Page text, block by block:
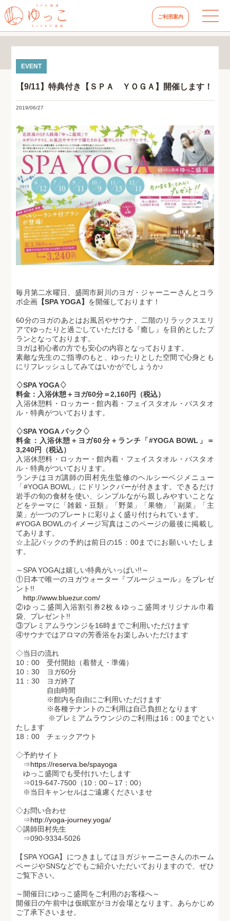
ご利用案内
【9/11】特典付き【ＳＰＡ ＹＯＧＡ】開催します！
2019/06/27
毎月第二水曜日、盛岡市厨川のヨガ・ジャーニーさんとコラ
ボ企画 【SPA YOGA】 を開催しております！
60分のヨガのあとはお風呂やサウナ、二階のリラックスエリ
アでゆったりと過ごしていただける『癒し』を目的としたプ
ランとなっております。
ヨガは初心者の方でも安心の内容となっております。
素敵な先生のご指導のもと、ゆったりとした空間で心身とも
にリフレッシュしてみてはいかがでしょうか♪
♢SPA YOGA♢
料金：入浴休憩＋ヨガ60分＝2,160円（税込）
入浴休憩料・ロッカー・館内着・フェイスタオル・バスタオ
ル・特典がついております。
♢SPA YOGA パック♢
料金：入浴休憩＋ヨガ60分＋ランチ「#YOGA BOWL」＝
3,240円（税込）
入浴休憩料・ロッカー・館内着・フェイスタオル・バスタオ
ル・特典がついております。
ランチはヨガ講師の田村先生監修のヘルシーベジメニュー
「#YOGA BOWL」にドリンクバーが付きます。できるだけ
岩手の旬の食材を使い、シンプルながら親しみやすいことな
どをテーマに「雑穀・豆類」「野菜」「果物」「副菜」「主
菜」が一つのプレートに彩りよく盛り付けられています。
#YOGA BOWLのイメージ写真はこのページの最後に掲載し
てあります。
☆上記パックの予約は前日の15：00までにお願いいたしま
す。
～SPA YOGAは嬉しい特典がいっぱい!!～
①日本で唯一のヨガウォーター『ブルージュール』をプレゼ
ント!!
http://www.bluezur.com/
②ゆっこ盛岡入浴割引券2枚＆ゆっこ盛岡オリジナル巾着
袋、プレゼント!!
③プレミアムラウンジを16時までご利用いただけます
④サウナではアロマの芳香浴をお楽しみいただけます
◇当日の流れ
10：00 受付開始（着替え・準備）
10：30 ヨガ60分
11：30 ヨガ終了
自由時間
※館内を自由にご利用いただけます
※各種テナントのご利用は自己負担となります
※プレミアムラウンジのご利用は16：00までとい
たします
18：00 チェックアウト
◇予約サイト
⇒https://reserva.be/spayoga
ゆっこ盛岡でも受付けいたします
⇒019-647-7500（10：00～17：00）
※当日キャンセルはご遠慮くださいませ
◇お問い合わせ
⇒http://yoga-journey.yoga/
◇講師田村先生
⇒090-9334-5026
【SPA YOGA】につきましてはヨガジャーニーさんのホーム
ページやSNSなどでもご紹介いただいておりますので、ぜひ
ご覧下さい。
～開催日にゆっこ盛岡をご利用のお客様へ～
開催日の午前中は仮眠室がヨガ会場となります。あらかじめ
ご了承下さいませ。